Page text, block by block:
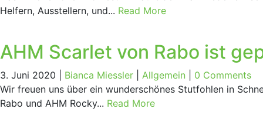
Helfern, Ausstellern, und... Read More
AHM Scar­let von Rabo ist
3. Juni 2020 | Bianca Miessler Allgemein
0 Comments
Wir freuen uns über ein wunderschönes Stutfohlen in
Rabo und AHM Rocky... Read More